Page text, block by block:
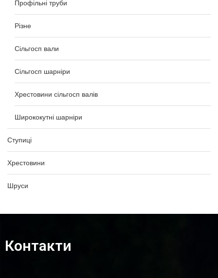
Профільні труби
Різне
Сільгосп вали
Сільгосп шарніри
Хрестовини сільгосп валів
Ширококутні шарніри
Ступиці
Хрестовини
Шруси
Контакти